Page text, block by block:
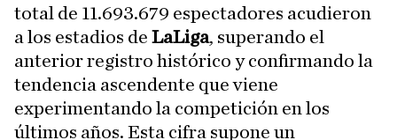
total de 11.693.679 espectadores acudieron
a los estadios de LaLiga, superando el
anterior registro histórico y confirmando la
tendencia ascendente que viene
experimentando la competición en los
últimos años. Esta cifra supone un